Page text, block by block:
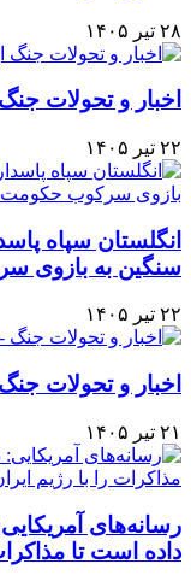
۲۸ تیر ۱۴۰۵
اخبار و تحولات
۲۲ تیر ۱۴۰۵
انگلستان سپاه
سنگین به بازوی
۲۲ تیر ۱۴۰۵
اخبار و تحولات
۲۱ تیر ۱۴۰۵
رسانه‌های
داده است تا